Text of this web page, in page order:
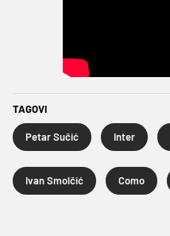
TAGOVI
Petar Sučić Inter
Ivan Smolčić Como